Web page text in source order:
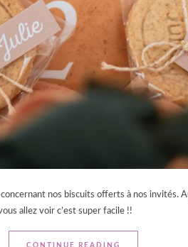
nos biscuits offerts à nos invités.
allez voir c’est super facile !!
CONTINUE READING